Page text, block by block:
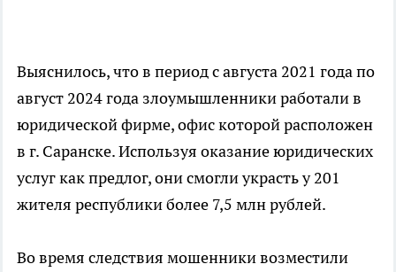
Выяснилось, что в период с августа 2021 года по
август 2024 года злоумышленники работали в
юридической фирме, офис которой расположен
в г. Саранске. Используя оказание юридических
услуг как предлог, они смогли украсть у 201
жителя республики более 7,5 млн рублей.
Во время следствия мошенники возместили